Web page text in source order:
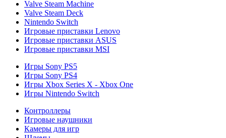
Valve Steam Machine
Valve Steam Deck
Nintendo Switch
Игровые приставки Lenovo
Игровые приставки ASUS
Игровые приставки MSI
Игры Sony PS5
Игры Sony PS4
Игры Xbox Series X - Xbox One
Игры Nintendo Switch
Контроллеры
Игровые наушники
Камеры для игр